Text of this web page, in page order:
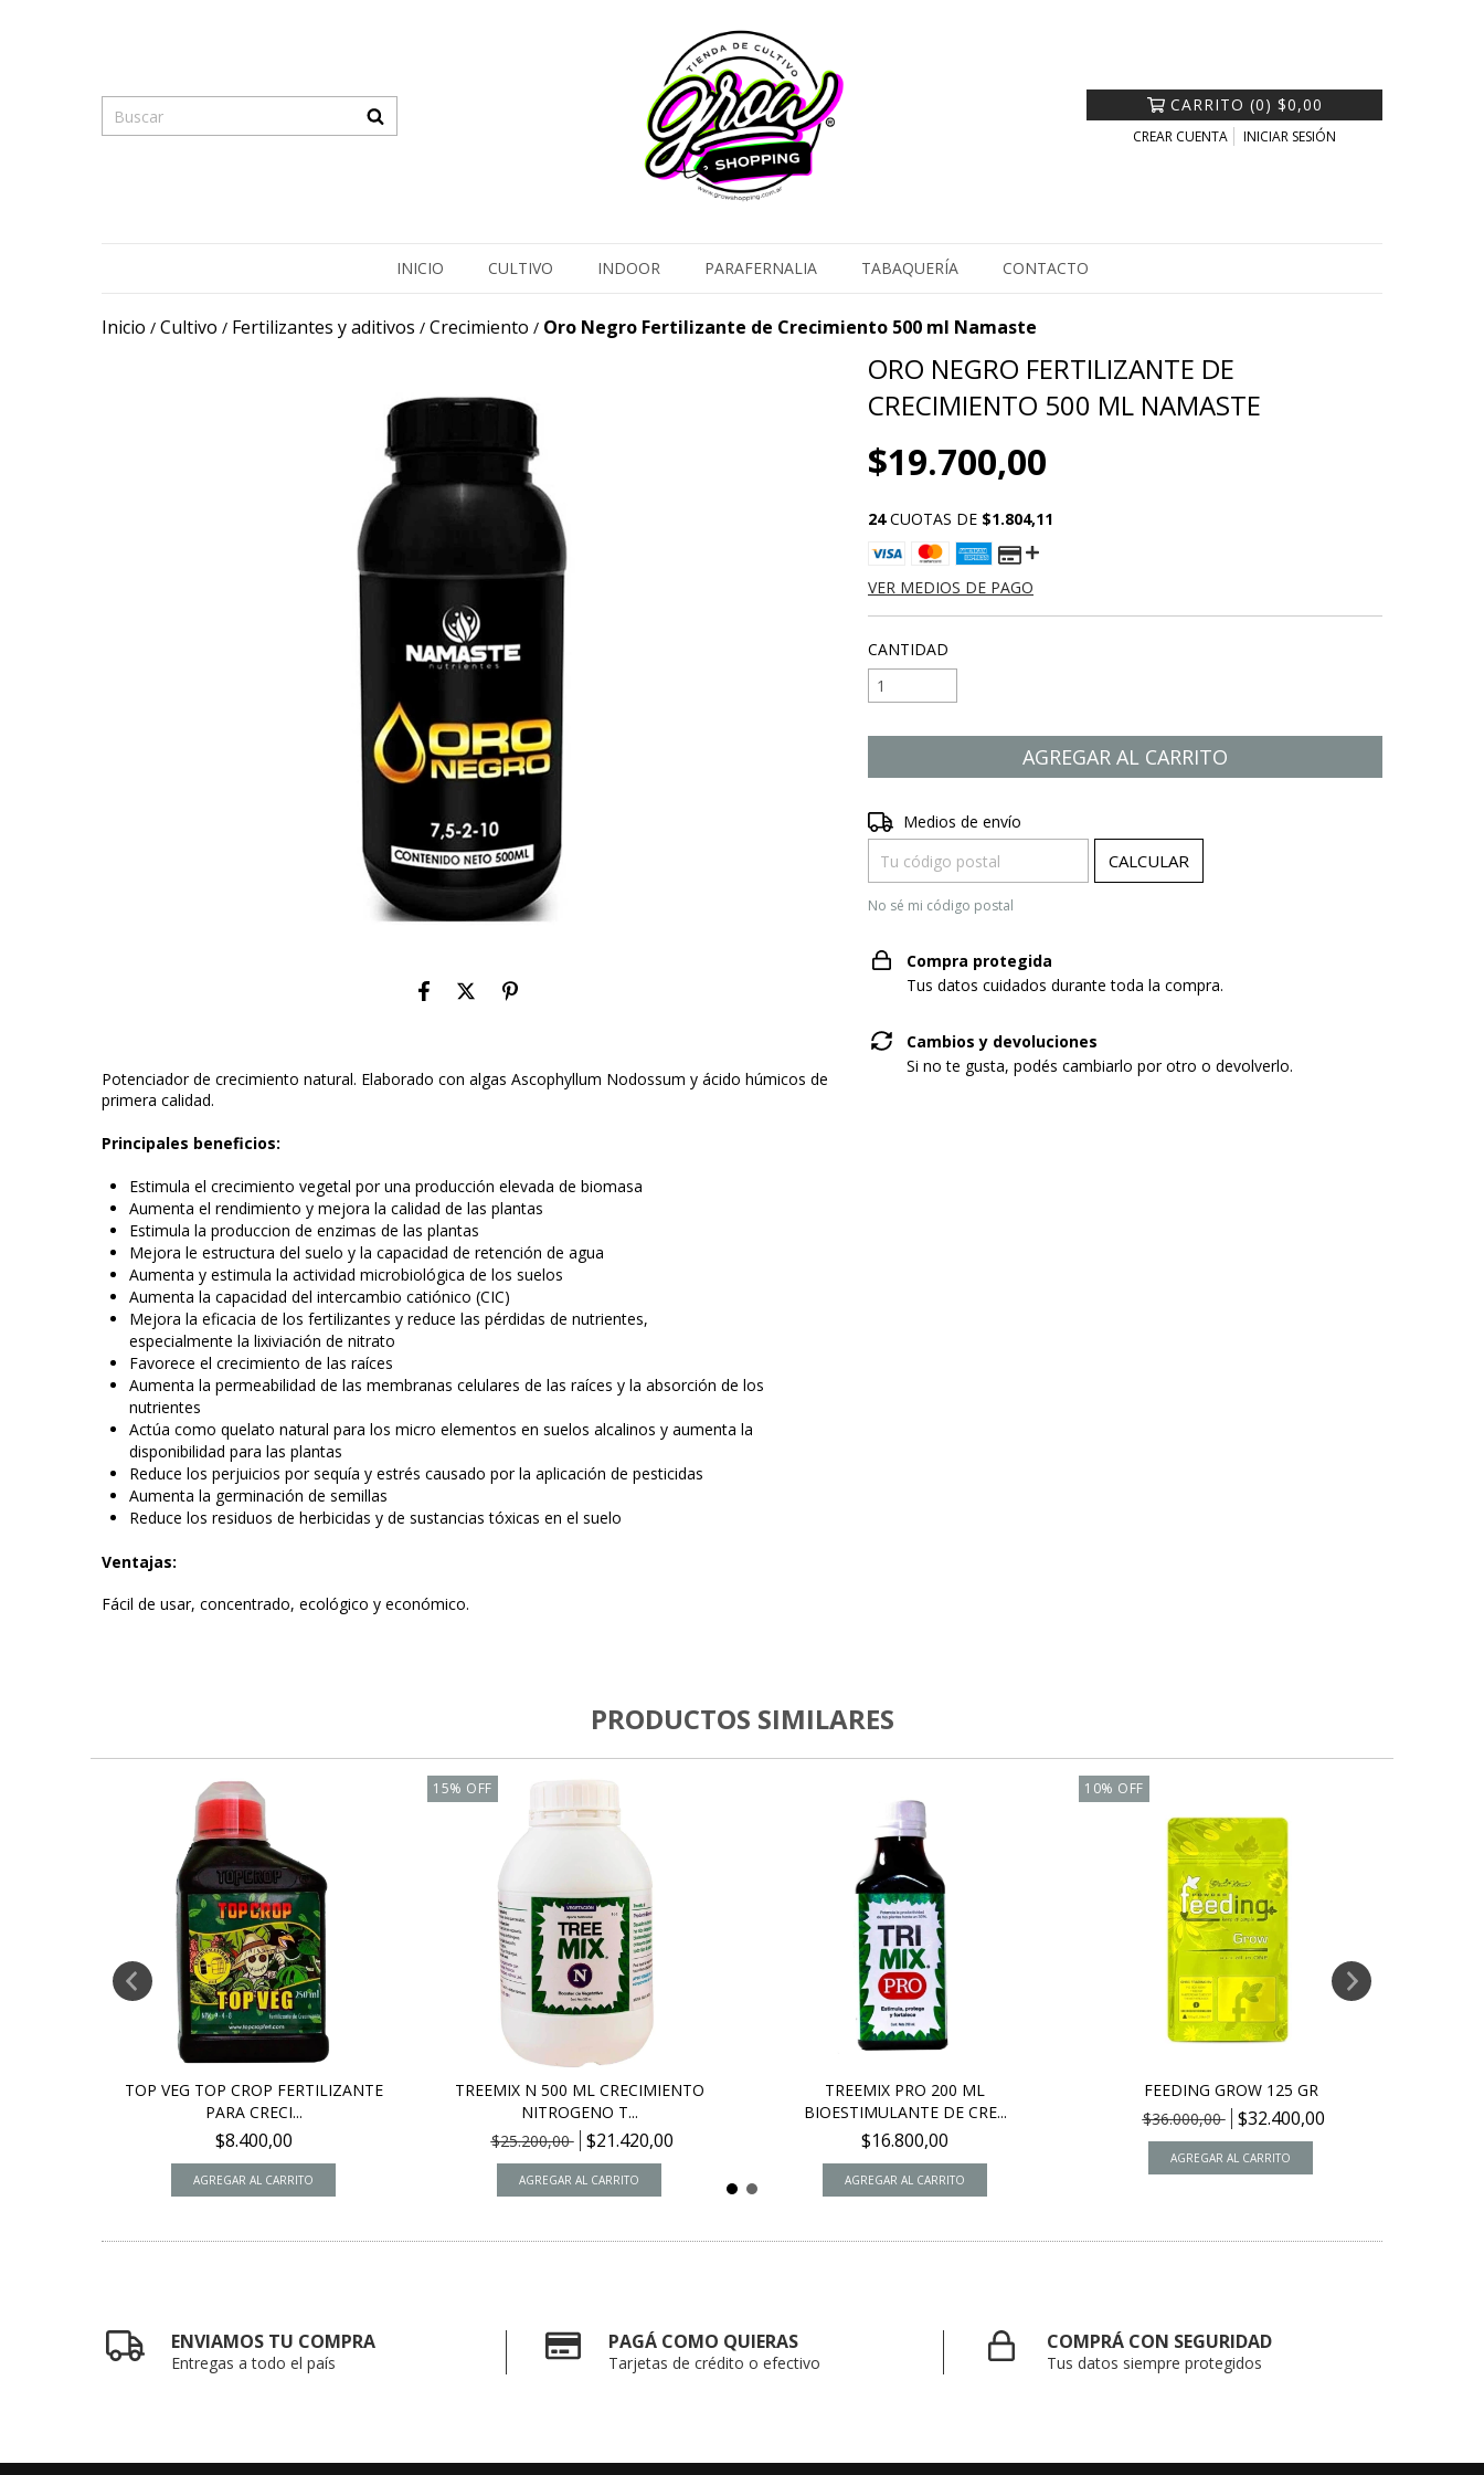
CARRITO (0) $0,00
CREAR CUENTA INICIAR SESIÓN
INICIO CULTIVO INDOOR PARAFERNALIA TABAQUERÍA CONTACTO
Inicio / Cultivo / Fertilizantes y aditivos / Crecimiento / Oro Negro Fertilizante de Crecimiento 500 ml Namaste
Potenciador de crecimiento natural. Elaborado con algas Ascophyllum Nodossum y ácido húmicos de
primera calidad.
Principales beneficios:
Estimula el crecimiento vegetal por una producción elevada de biomasa
Aumenta el rendimiento y mejora la calidad de las plantas
Estimula la produccion de enzimas de las plantas
Mejora le estructura del suelo y la capacidad de retención de agua
Aumenta y estimula la actividad microbiológica de los suelos
Aumenta la capacidad del intercambio catiónico (CIC)
Mejora la eficacia de los fertilizantes y reduce las pérdidas de nutrientes,
especialmente la lixiviación de nitrato
Favorece el crecimiento de las raíces
Aumenta la permeabilidad de las membranas celulares de las raíces y la absorción de los
nutrientes
Actúa como quelato natural para los micro elementos en suelos alcalinos y aumenta la
disponibilidad para las plantas
Reduce los perjuicios por sequía y estrés causado por la aplicación de pesticidas
Aumenta la germinación de semillas
Reduce los residuos de herbicidas y de sustancias tóxicas en el suelo
Ventajas:
Fácil de usar, concentrado, ecológico y económico.
ORO NEGRO FERTILIZANTE DE
CRECIMIENTO 500 ML NAMASTE
$19.700,00
24 CUOTAS DE $1.804,11
VER MEDIOS DE PAGO
CANTIDAD
Entregas para el CP:
Medios de envío
CALCULAR
No sé mi código postal
Compra protegida
Tus datos cuidados durante toda la compra.
Cambios y devoluciones
Si no te gusta, podés cambiarlo por otro o devolverlo.
PRODUCTOS SIMILARES
TOP VEG TOP CROP FERTILIZANTE
PARA CRECI...
$8.400,00
15% OFF
TREEMIX N 500 ML CRECIMIENTO
NITROGENO T...
$25.200,00
$21.420,00
TREEMIX PRO 200 ML
BIOESTIMULANTE DE CRE...
$16.800,00
10% OFF
FEEDING GROW 125 GR
$36.000,00
$32.400,00
ENVIAMOS TU COMPRA
Entregas a todo el país
PAGÁ COMO QUIERAS
Tarjetas de crédito o efectivo
COMPRÁ CON SEGURIDAD
Tus datos siempre protegidos